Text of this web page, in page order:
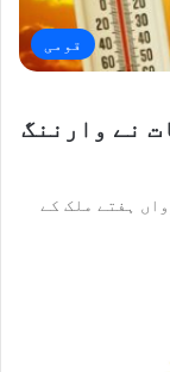
قومی
نے وارننگ
ہفتے ملک کے